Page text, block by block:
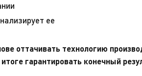
ее
оттачивать технологию
гарантировать конечный